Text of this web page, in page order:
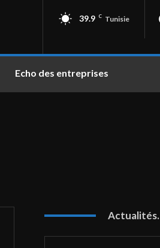
39.9 C Tunisie
Echo des entreprises
Actualités.